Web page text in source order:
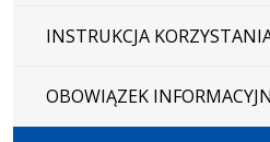
INSTRUKCJA
OBOWIĄZEK